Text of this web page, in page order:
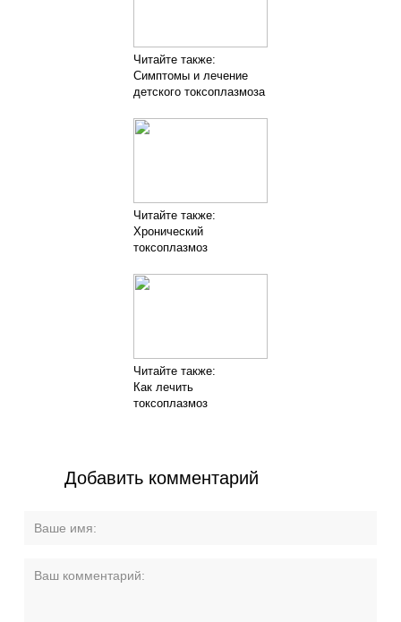
Читайте также:
Симптомы и лечение
детского токсоплазмоза
Читайте также:
Хронический
токсоплазмоз
Читайте также:
Как лечить
токсоплазмоз
Добавить комментарий